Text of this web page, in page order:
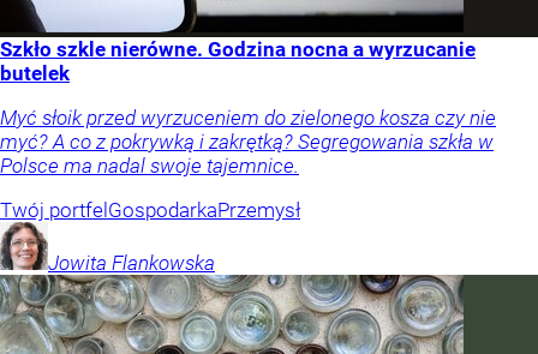
Szkło szkle nierówne. Godzina nocna a wyrzucanie
butelek
Myć słoik przed wyrzuceniem do zielonego kosza czy nie
myć? A co z pokrywką i zakrętką? Segregowania szkła w
Polsce ma nadal swoje tajemnice.
Twój portfelGospodarkaPrzemysł
Jowita Flankowska